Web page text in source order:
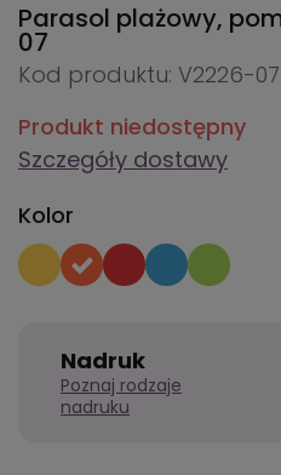
Parasol plażowy,
07
Kod produktu: V2226-07
Produkt niedostępny
Szczegóły dostawy
Kolor
Nadruk
Poznaj rodzaje
nadruku